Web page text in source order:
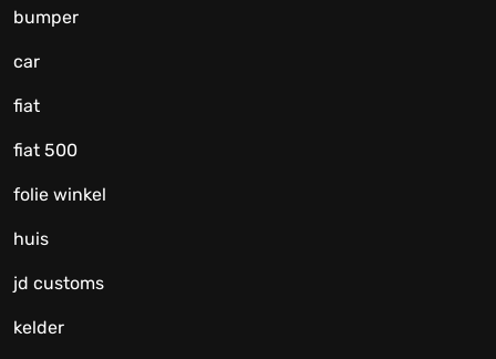
bumper
car
fiat
fiat 500
folie winkel
huis
jd customs
kelder